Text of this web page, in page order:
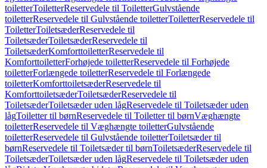
toiletterToiletterReservedele til ToiletterGulvstående
toiletterReservedele til Gulvstående toiletterToiletterReservedele til
ToiletterToiletsæderReservedele til
ToiletsæderToiletsæderReservedele til
ToiletsæderKomforttoiletterReservedele til
KomforttoiletterForhøjede toiletterReservedele til Forhøjede
toiletterForlængede toiletterReservedele til Forlængede
toiletterKomforttoiletsæderReservedele til
KomforttoiletsæderToiletsæderReservedele til
ToiletsæderToiletsæder uden lågReservedele til Toiletsæder uden
lågToiletter til børnReservedele til Toiletter til børnVæghængte
toiletterReservedele til Væghængte toiletterGulvstående
toiletterReservedele til Gulvstående toiletterToiletsæder til
børnReservedele til Toiletsæder til børnToiletsæderReservedele til
ToiletsæderToiletsæder uden lågReservedele til Toiletsæder uden